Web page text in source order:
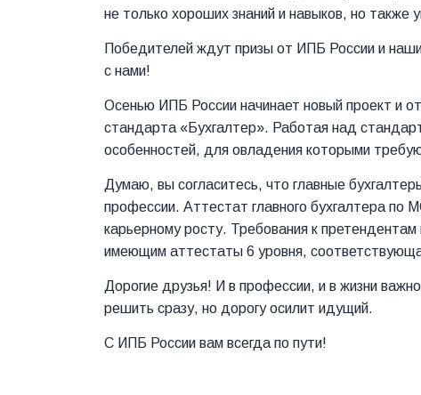
не только хороших знаний и навыков, но
Победителей ждут призы от ИПБ России и
с нами!
Осенью ИПБ России начинает новый проект и
стандарта «Бухгалтер». Работая над
особенностей, для овладения которыми
Думаю, вы согласитесь, что главные
профессии. Аттестат главного бухгалтера
карьерному росту. Требования к
имеющим аттестаты 6 уровня,
Дорогие друзья! И в профессии, и в жизни
решить сразу, но дорогу осилит идущий.
С ИПБ России вам всегда по пути!